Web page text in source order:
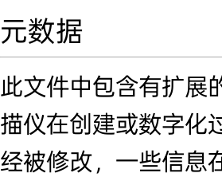
元数据
此文件中包含有扩展
描仪在创建或数字化
经被修改，一些信息